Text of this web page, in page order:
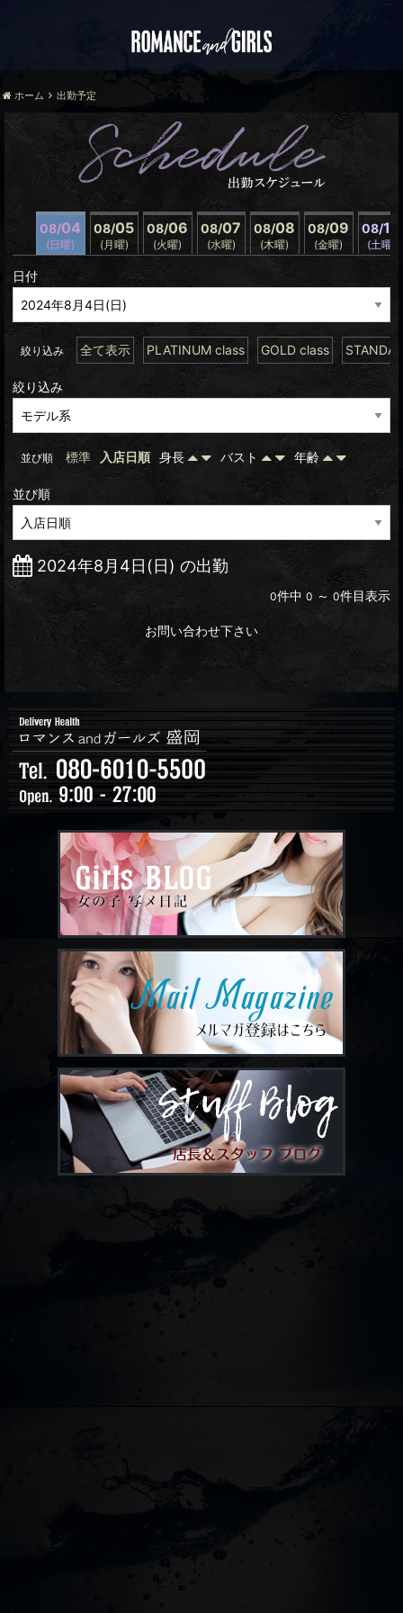
ホーム 出勤予定
08/04
(日曜)
08/05
(月曜)
08/06
(火曜)
08/07
(水曜)
08/08
(木曜)
08/09
(金曜)
08/10
(土曜)
日付
絞り込み 全て表示 PLATINUM class GOLD class
絞り込み
並び順 標準 入店日順 身長 バスト 年齢
並び順
2024年8月4日(日) の出勤
0件中 0 ～ 0件目表示
お問い合わせ下さい